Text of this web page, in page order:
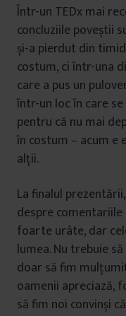
Într-un TEDx mai
concluziile poveștii
și-a pierdut din
costum, ci într-una
care a pus un
într-un loc în care
pentru că nu mai
în costum – acum e
alții.
La finalul
despre comentariile
foarte urâte, dar
lumea. Nu trebuie
doar să fim
oamenii apreciază,
să fim noi convinși